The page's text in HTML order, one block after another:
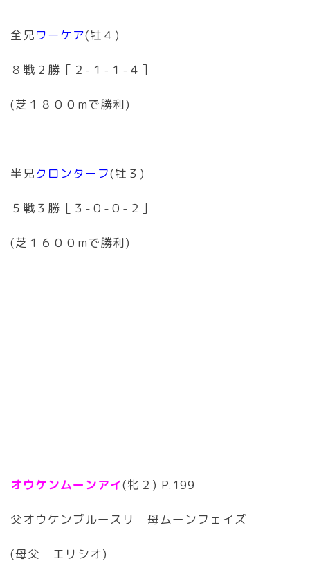
全兄ワーケア(牡４)
８戦２勝［２-１-１-４］
(芝１８００mで勝利)
半兄クロンターフ(牡３)
５戦３勝［３-０-０-２］
(芝１６００mで勝利)
オウケンムーンアイ(牝２) P.199
父オウケンブルースリ 母ムーンフェイズ
(母父 エリシオ)